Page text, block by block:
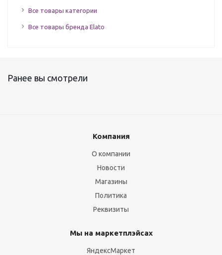
Все товары категории
Все товары бренда Elato
Ранее вы смотрели
Компания
О компании
Новости
Магазины
Политика
Реквизиты
Мы на маркетплэйсах
ЯндексМаркет